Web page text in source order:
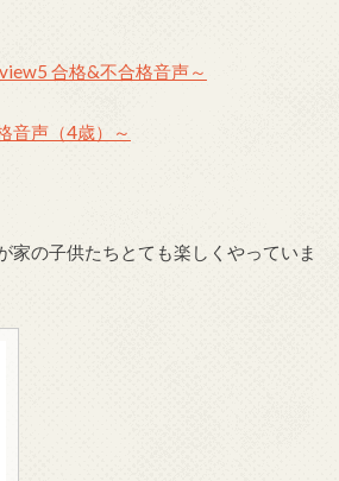
合格&不合格音声～
音声（4歳）～
家の子供たちとても楽しくやっていま